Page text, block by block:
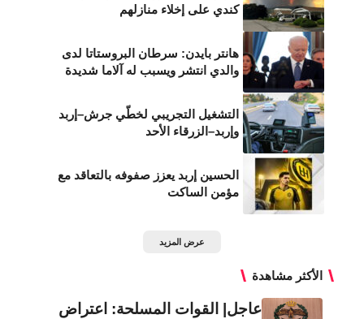
كندي على إخلاء منازلهم
هانتر بايدن: سرطان البروستاتا لدى
والدي انتشر ويسبب له آلاما شديدة
التشغيل التجريبي لخطّي جرش–إربد
وإربد–الزرقاء الأحد
الحسين إربد يعزز صفوفه بالتعاقد مع
مؤمن الساكت
عرض المزيد
الأكثر مشاهدة
عاجل| القوات المسلحة: اعتراض